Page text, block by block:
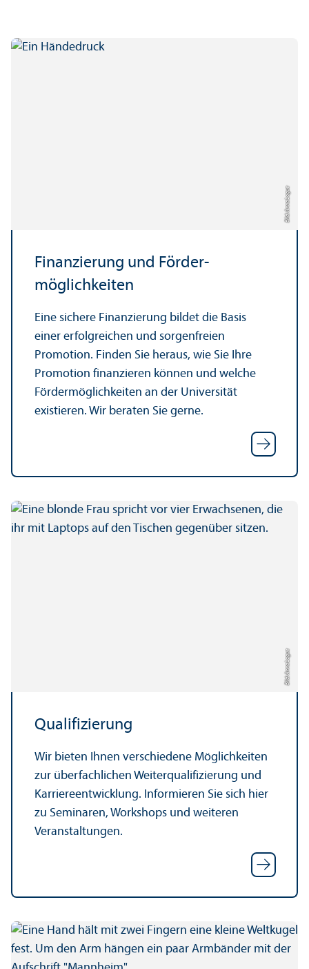
Bild: Anna Logue
Finanzierung und Förder­
möglichkeiten
Eine sichere Finanzierung bildet die Basis
einer erfolgreichen und sorgenfreien
Promotion. Finden Sie heraus, wie Sie Ihre
Promotion finanz­ieren können und welche
Förder­möglichkeiten an der Universität
existieren. Wir beraten Sie gerne.
Bild: Anna Logue
Qualifizierung
Wir bieten Ihnen verschiedene Möglichkeiten
zur überfach­lichen Weiterqualifizierung und
Karriere­entwicklung. Informieren Sie sich hier
zu Seminaren, Workshops und weiteren
Veranstaltungen.